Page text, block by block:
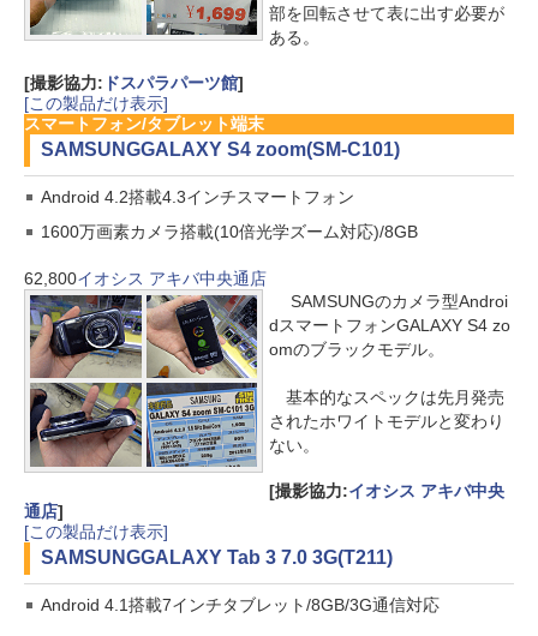
部を回転させて表に出す必要が
ある。
[撮影協力: ドスパラパーツ館]
[この製品だけ表示]
スマートフォン/タブレット端末
SAMSUNGGALAXY S4 zoom(SM-C101)
Android 4.2搭載4.3インチスマートフォン
1600万画素カメラ搭載(10倍光学ズーム対応)/8GB
62,800イオシス アキバ中央通店
SAMSUNGのカメラ型Androi
dスマートフォンGALAXY S4 zo
omのブラックモデル。
基本的なスペックは先月発売
されたホワイトモデルと変わり
ない。
[撮影協力:イオシス アキバ中央
通店]
[この製品だけ表示]
SAMSUNGGALAXY Tab 3 7.0 3G(T211)
Android 4.1搭載7インチタブレット/8GB/3G通信対応